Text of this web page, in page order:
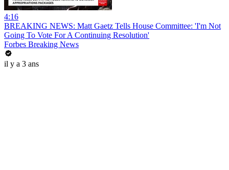
4:16
BREAKING NEWS: Matt Gaetz Tells House Committee: 'I'm Not
Going To Vote For A Continuing Resolution'
Forbes Breaking News
il y a 3 ans